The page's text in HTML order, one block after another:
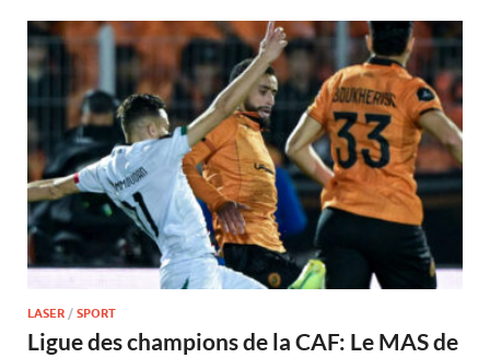
LASER / SPORT
Ligue des champions de la CAF: Le MAS de